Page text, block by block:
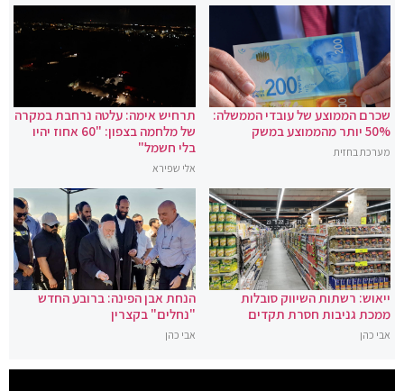
שכרם הממוצע של עובדי הממשלה:
50% יותר מהממוצע במשק
מערכת בחזית
תרחיש אימה: עלטה נרחבת במקרה
של מלחמה בצפון: "60 אחוז יהיו
בלי חשמל"
אלי שפירא
ייאוש: רשתות השיווק סובלות
ממכת גניבות חסרת תקדים
אבי כהן
הנחת אבן הפינה: ברובע החדש
"נחלים" בקצרין
אבי כהן